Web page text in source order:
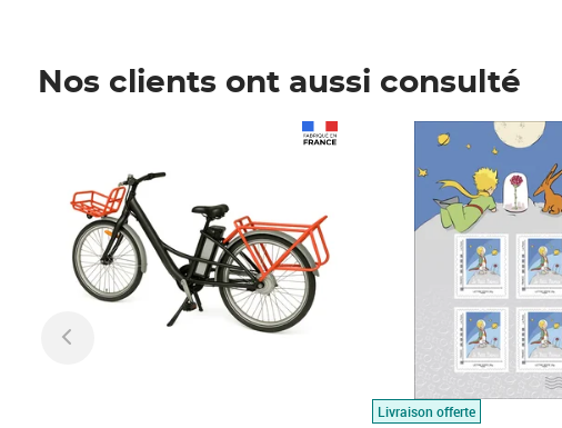
Nos clients ont aussi consulté
Livraison offerte
Prix 7,50€